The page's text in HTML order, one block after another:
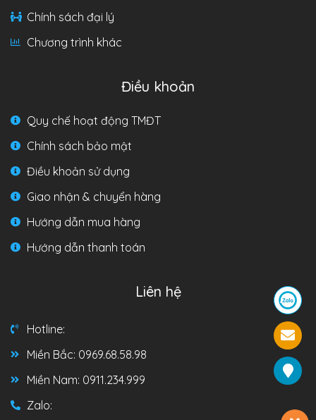
Chính sách đại lý
Chương trình khác
Điều khoản
Quy chế hoạt động TMĐT
Chính sách bảo mật
Điều khoản sử dụng
Giao nhận & chuyển hàng
Hướng dẫn mua hàng
Hướng dẫn thanh toán
Liên hệ
Hotline:
Miền Bắc: 0969.68.58.98
Miền Nam: 0911.234.999
Zalo: